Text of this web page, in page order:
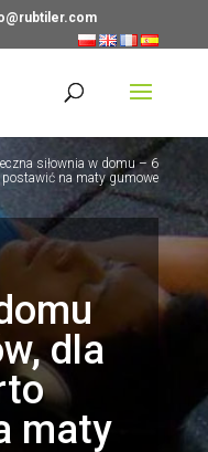
siłownia w domu – 6
na maty gumowe
dla
maty